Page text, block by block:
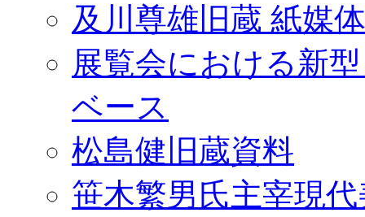
及川尊雄旧蔵 紙媒
展覧会における新
ベース
松島健旧蔵資料
笹木繁男氏主宰現